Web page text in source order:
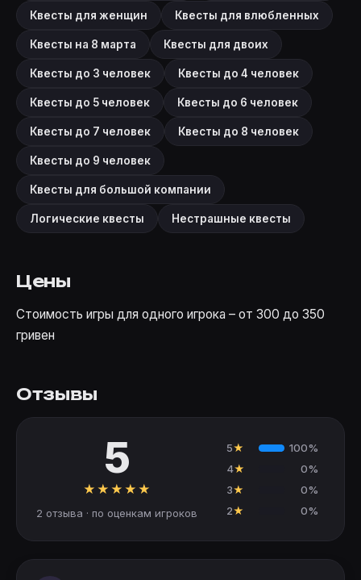
Квесты для женщин Квесты для влюбленных
Квесты на 8 марта Квесты для двоих
Квесты до 3 человек Квесты до 4 человек
Квесты до 5 человек Квесты до 6 человек
Квесты до 7 человек Квесты до 8 человек
Квесты до 9 человек
Квесты для большой компании
Логические квесты Нестрашные квесты
Цены
Стоимость игры для одного игрока – от 300 до 350
гривен
Отзывы
5
★ ★ ★ ★ ★
2 отзыва · по оценкам игроков
5★
100%
4★
0%
3★
0%
2★ 0%